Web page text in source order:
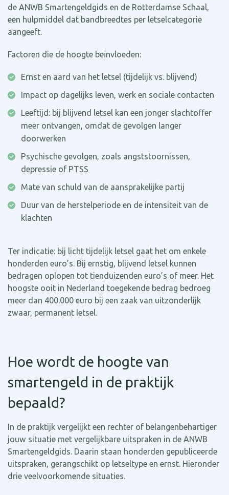
de ANWB Smartengeldgids en de Rotterdamse Schaal,
een hulpmiddel dat bandbreedtes per letselcategorie
aangeeft.
Factoren die de hoogte beïnvloeden:
Ernst en aard van het letsel (tijdelijk vs. blijvend)
Impact op dagelijks leven, werk en sociale contacten
Leeftijd: bij blijvend letsel kan een jonger slachtoffer
meer ontvangen, omdat de gevolgen langer
doorwerken
Psychische gevolgen, zoals angststoornissen,
depressie of PTSS
Mate van schuld van de aansprakelijke partij
Duur van de herstelperiode en de intensiteit van de
klachten
Ter indicatie: bij licht tijdelijk letsel gaat het om enkele
honderden euro’s. Bij ernstig, blijvend letsel kunnen
bedragen oplopen tot tienduizenden euro’s of meer. Het
hoogste ooit in Nederland toegekende bedrag bedroeg
meer dan 400.000 euro bij een zaak van uitzonderlijk
zwaar, permanent letsel.
Hoe wordt de hoogte van
smartengeld in de praktijk
bepaald?
In de praktijk vergelijkt een rechter of belangenbehartiger
jouw situatie met vergelijkbare uitspraken in de ANWB
Smartengeldgids. Daarin staan honderden gepubliceerde
uitspraken, gerangschikt op letseltype en ernst. Hieronder
drie veelvoorkomende situaties.